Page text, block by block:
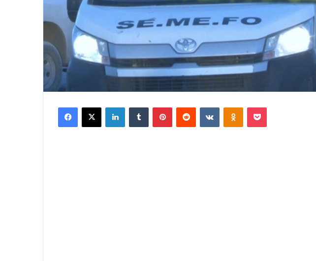
Facebook
X LinkedInTumblr PinterestReddit VKontakteOdnoklassniki
Pocket